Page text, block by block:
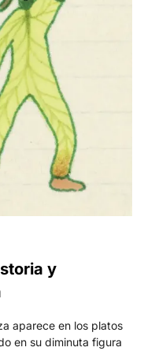
y
aparece en los platos
en su diminuta figura